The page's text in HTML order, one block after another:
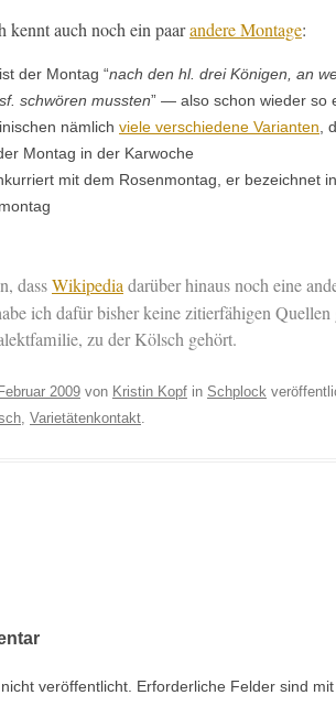
ken­nt auch noch ein paarandere Mon­tage:
ist der Mon­tag “nach den hl. drei Köni­gen, an
schwören mussten” — also schon wieder so
näm­lich viele ver­schiedene Vari­anten,
Mon­tag in der Karwoche
mit dem Rosen­mon­tag, er beze­ich­net
dassWikipediadarüber hin­aus noch eine
ich dafür bish­er keine zitier­fähi­gen Quellen
zu der Kölsch gehört.
2009 von Kristin Kopf in Schplock
Varietätenkontakt
veröffentlicht. Erforderliche Felder sind mit